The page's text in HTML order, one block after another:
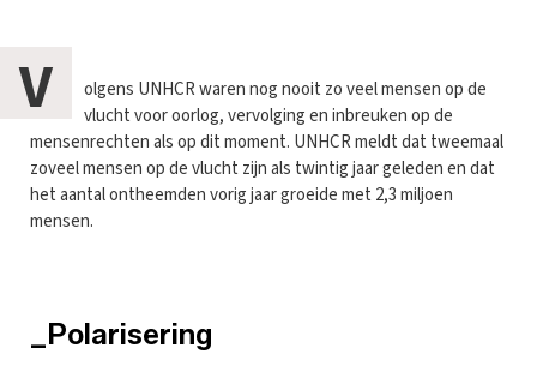
V
olgens UNHCR waren nog nooit zo veel mensen op de
vlucht voor oorlog, vervolging en inbreuken op de
mensenrechten als op dit moment. UNHCR meldt dat tweemaal
zoveel mensen op de vlucht zijn als twintig jaar geleden en dat
het aantal ontheemden vorig jaar groeide met 2,3 miljoen
mensen.
_Polarisering